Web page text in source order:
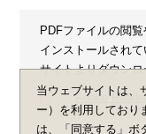
当ウェブサイトは、
ー）を利用しており
は、「同意する」ボ
PDFファイルの閲
インストールされ
サイトよりダウン
Adobe